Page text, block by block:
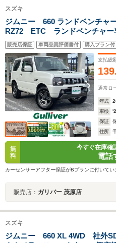
スズキ
ジムニー 660 ランドベンチ
RZ72 ETC ランドベンチャー
ENKEIホイール 運転席シート
リモコン キーレス 背面スペ
ラー フォグランプ
販売店保証 車両品質評価書付 購入プラン付
支払総
通常ロ
年式
車検
保証
住所
無
料
今すぐ在庫確
電話
カーセンサーアフター保証がBプランに付いてい
販売店： ガリバー 茂原店
スズキ
ジムニー 660 XL 4WD 社外